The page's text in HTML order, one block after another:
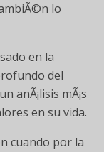
lo
en la
del
anÃ¡lisis mÃ¡s
en su vida.
cuando por la